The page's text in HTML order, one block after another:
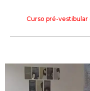
Curso pré-